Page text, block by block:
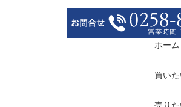
ホーム
買い